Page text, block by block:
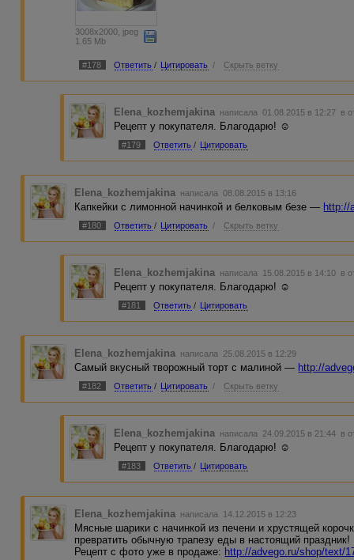
3008x2000, jpeg
1.65 Mb
#178 Ответить / Цитировать / Скрыть ветку
Elena_kozhemjakina написала 01.08.2015 в 12:27 в
Рецепт у покупателя. Благодарю! ☺
#179 Ответить / Цитировать
Elena_kozhemjakina написала 08.08.2015 в 13:16
Капкейки с лимонной начинкой и белковым безе — http://
#180 Ответить / Цитировать / Скрыть ветку
Elena_kozhemjakina написала 15.08.2015 в 14:10 в
Рецепт у покупателя. Благодарю! ☺
#181 Ответить / Цитировать
Elena_kozhemjakina написала 25.08.2015 в 12:29
Самый вкусный творожный торт с малиной — http://
#182 Ответить / Цитировать / Скрыть ветку
Elena_kozhemjakina написала 24.09.2015 в 21:44 в
Рецепт у покупателя. Благодарю! ☺
#183 Ответить / Цитировать
Elena_kozhemjakina написала 14.12.2015 в 12:23
Мясные шарики с начинкой из печени и хрустящей
превратить обычную трапезу еды в настоящий праздник!
Рецепт с фото уже в продаже: http://advego.ru/shop/text/